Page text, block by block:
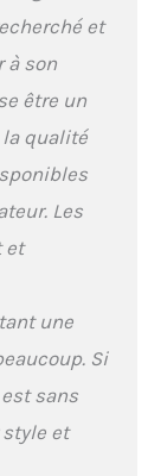
roulettes
UN
FIT
de Plixi.
le
un
ET
pouvez
Plixi
et
à son
être un
qualité
Les
et
une
Si
sans
et